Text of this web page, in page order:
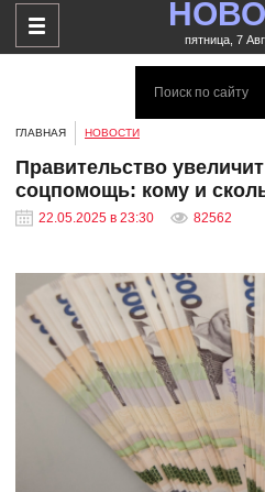
пятница, 7
ГЛАВНАЯ НОВОСТИ
Правительство
соцпомощь: кому и
22.05.2025 в 23:30 82562